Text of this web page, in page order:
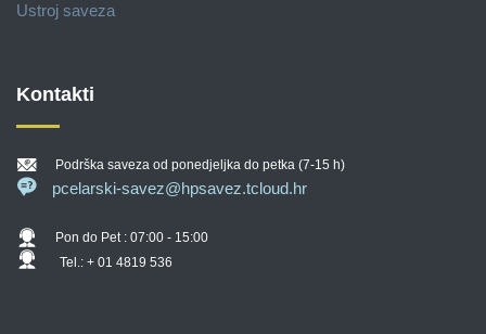
Ustroj saveza
Kontakti
Podrška saveza od ponedjeljka do petka (7-15 h)
pcelarski-savez@hpsavez.tcloud.hr
Pon do Pet : 07:00 - 15:00
Tel.: + 01 4819 536